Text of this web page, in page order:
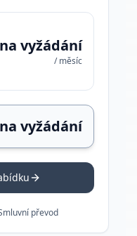
vyžádání
/ měsíc
vyžádání
převod